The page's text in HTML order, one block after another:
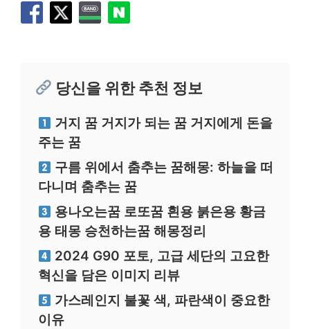
당신을 위한 추천 정보
거지 꿈 거지가 되는 꿈 거지에게 돈을
주는 꿈
구름 위에서 춤추는 꿈해몽: 하늘을 떠
다니며 춤추는 꿈
용나오는꿈 로또꿈 흰용 붉은용 황금
용 태몽 승천하는꿈 해몽정리
2024 G90 포토, 고급 세단의 고요한
혁신을 담은 이미지 리뷰
가스레인지 불꽃 색, 파란색이 중요한
이유